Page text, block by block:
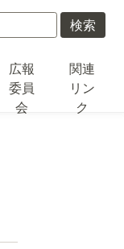
広報
委員
会
関連
リン
ク